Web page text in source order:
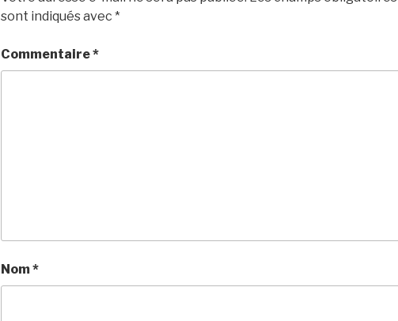
sont indiqués avec *
Commentaire*
Nom*